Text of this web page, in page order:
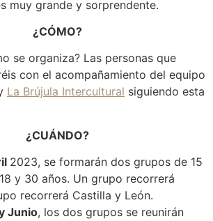
muy grande y sorprendente.
¿CÓMO?
se organiza? Las personas que
con el acompañamiento del equipo
La Brújula Intercultural siguiendo esta
¿CUÁNDO?
2023, se formarán dos grupos de 15
y 30 años. Un grupo recorrerá
recorrerá Castilla y León.
Junio, los dos grupos se reunirán